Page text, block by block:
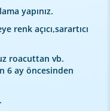
yapınız.
renk açıcı,sarartıcı
roacuttan vb.
6 ay öncesinden